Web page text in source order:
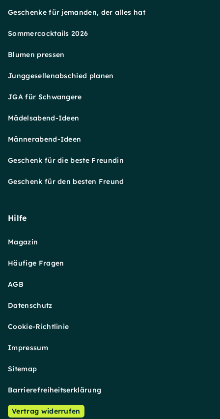
Geschenke für jemanden, der alles hat
Sommercocktails 2026
Blumen pressen
Junggesellenabschied planen
JGA für Schwangere
Mädelsabend-Ideen
Männerabend-Ideen
Geschenk für die beste Freundin
Geschenk für den besten Freund
Hilfe
Magazin
Häufige Fragen
AGB
Datenschutz
Cookie-Richtlinie
Impressum
Sitemap
Barrierefreiheitserklärung
Vertrag widerrufen